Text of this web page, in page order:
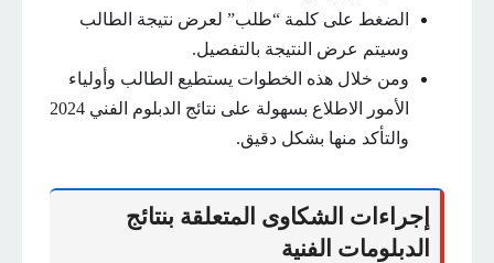
الضغط على كلمة “طلب” لعرض نتيجة الطالب
وسيتم عرض النتيجة بالتفصيل.
ومن خلال هذه الخطوات يستطيع الطالب وأولياء
الأمور الاطلاع بسهولة على نتائج الدبلوم الفني 2024
والتأكد منها بشكل دقيق.
إجراءات الشكاوى المتعلقة بنتائج
الدبلومات الفنية